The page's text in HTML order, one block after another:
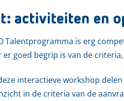
activiteiten en
Talentprogramma is erg
er goed begrip is van de
interactieve workshop
in de criteria van de